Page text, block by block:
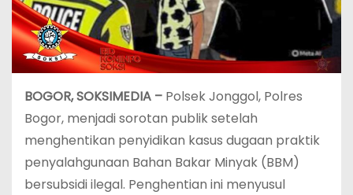
BOGOR, SOKSIMEDIA – Polsek Jonggol, Polres
Bogor, menjadi sorotan publik setelah
menghentikan penyidikan kasus dugaan praktik
penyalahgunaan Bahan Bakar Minyak (BBM)
bersubsidi ilegal. Penghentian ini menyusul